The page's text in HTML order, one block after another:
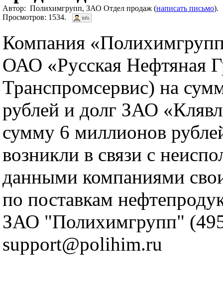
Автор: Полихимгрупп, ЗАО Отдел продаж (написать письмо).
Просмотров: 1534.
Компания
ОАО «Русская Нефтяная
Транспромсервис) на
рублей и долг ЗАО
сумму 6 миллионов
возникли в связи с
данными компаниями
по поставкам
ЗАО "Полихимгрупп"
support@polihim.ru